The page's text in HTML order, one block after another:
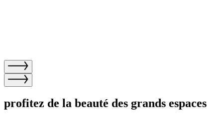
profitez de la beauté des grands espaces